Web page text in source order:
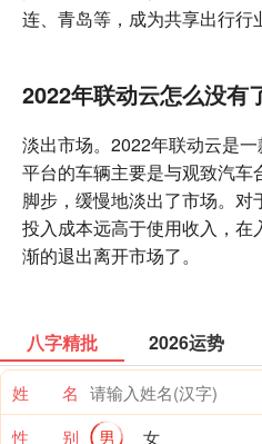
连、青岛等，成为共享出行行
2022年联动云怎么没有
淡出市场。2022年联动云是
平台的车辆主要是与观致汽车
脚步，缓慢地淡出了市场。
投入成本远高于使用收入，在
渐的退出离开市场了。
八字精批 2026运势
姓 名
性 别
男 女